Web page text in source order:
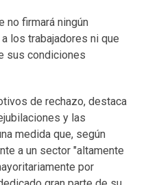
no firmará ningún
los trabajadores ni que
sus condiciones
de rechazo, destaca
y las
medida que, según
a un sector "altamente
por